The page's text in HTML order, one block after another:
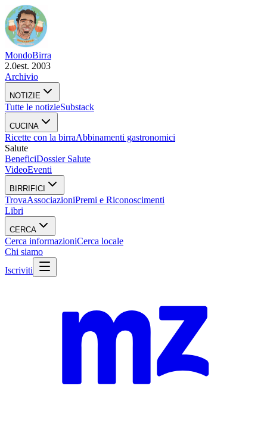
MondoBirra
2.0est. 2003
Archivio
NOTIZIE
Tutte le notizieSubstack
CUCINA
Ricette con la birraAbbinamenti gastronomici
Salute
BeneficiDossier Salute
VideoEventi
BIRRIFICI
TrovaAssociazioniPremi e Riconoscimenti
Libri
CERCA
Cerca informazioniCerca locale
Chi siamo
Iscriviti